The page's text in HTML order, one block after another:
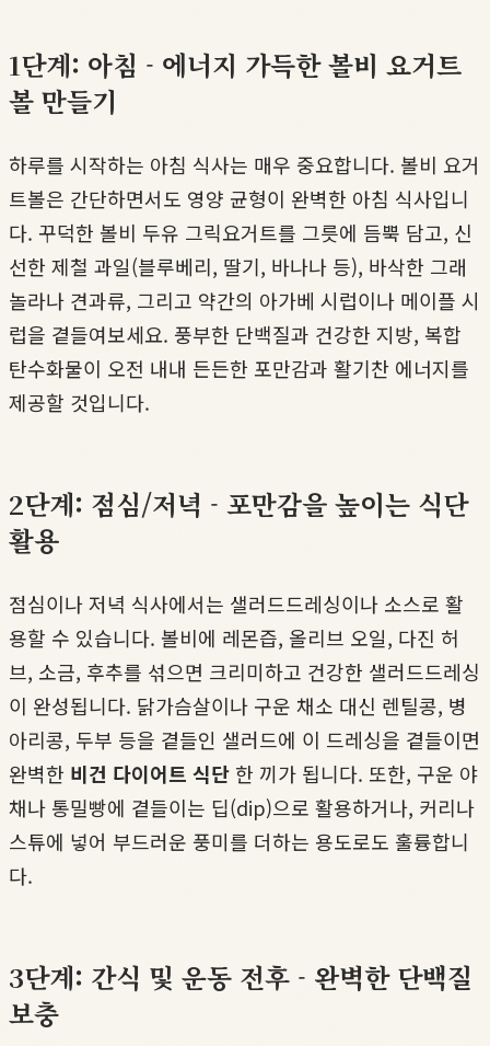
1단계: 아침 - 에너지 가득한 볼비 요거트
볼 만들기
하루를 시작하는 아침 식사는 매우 중요합니다. 볼비 요거
트볼은 간단하면서도 영양 균형이 완벽한 아침 식사입니
다. 꾸덕한 볼비 두유 그릭요거트를 그릇에 듬뿍 담고, 신
선한 제철 과일(블루베리, 딸기, 바나나 등), 바삭한 그래
놀라나 견과류, 그리고 약간의 아가베 시럽이나 메이플 시
럽을 곁들여보세요. 풍부한 단백질과 건강한 지방, 복합
탄수화물이 오전 내내 든든한 포만감과 활기찬 에너지를
제공할 것입니다.
2단계: 점심/저녁 - 포만감을 높이는 식단
활용
점심이나 저녁 식사에서는 샐러드드레싱이나 소스로 활
용할 수 있습니다. 볼비에 레몬즙, 올리브 오일, 다진 허
브, 소금, 후추를 섞으면 크리미하고 건강한 샐러드드레싱
이 완성됩니다. 닭가슴살이나 구운 채소 대신 렌틸콩, 병
아리콩, 두부 등을 곁들인 샐러드에 이 드레싱을 곁들이면
완벽한 비건 다이어트 식단 한 끼가 됩니다. 또한, 구운 야
채나 통밀빵에 곁들이는 딥(dip)으로 활용하거나, 커리나
스튜에 넣어 부드러운 풍미를 더하는 용도로도 훌륭합니
다.
3단계: 간식 및 운동 전후 - 완벽한 단백질
보충